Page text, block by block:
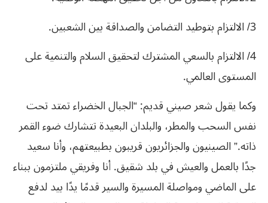
3/ الالتزام بتوطيد التضامن والصداقة بين الشعبين.
4/ الالتزام بالسعي المشترك لتحقيق السلام والتنمية على
المستوى العالمي.
وكما يقول شعر صيني قديم: “الجبال الخضراء تمتد تحت
نفس السحب والمطر، والبلدان البعيدة تتشارك ضوء القمر
ذاته.” الصينيون والجزائريون قريبون بطبيعتهم، وأنا سعيد
جدًا بالعمل والعيش في بلد شقيق. أنا وفريقي ملتزمون ببناء
على الماضي ومواصلة المسيرة والسير قدمًا يدًا بيد لدفع